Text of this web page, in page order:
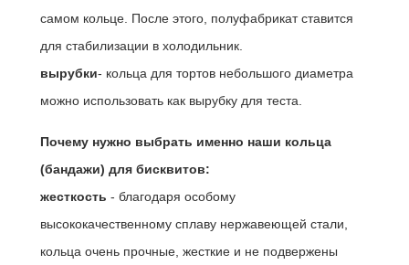
самом кольце. После этого, полуфабрикат ставится
для стабилизации в холодильник.
вырубки- кольца для тортов небольшого диаметра
можно использовать как вырубку для теста.
Почему нужно выбрать именно наши кольца
(бандажи) для бисквитов:
жесткость - благодаря особому
высококачественному сплаву нержавеющей стали,
кольца очень прочные, жесткие и не подвержены